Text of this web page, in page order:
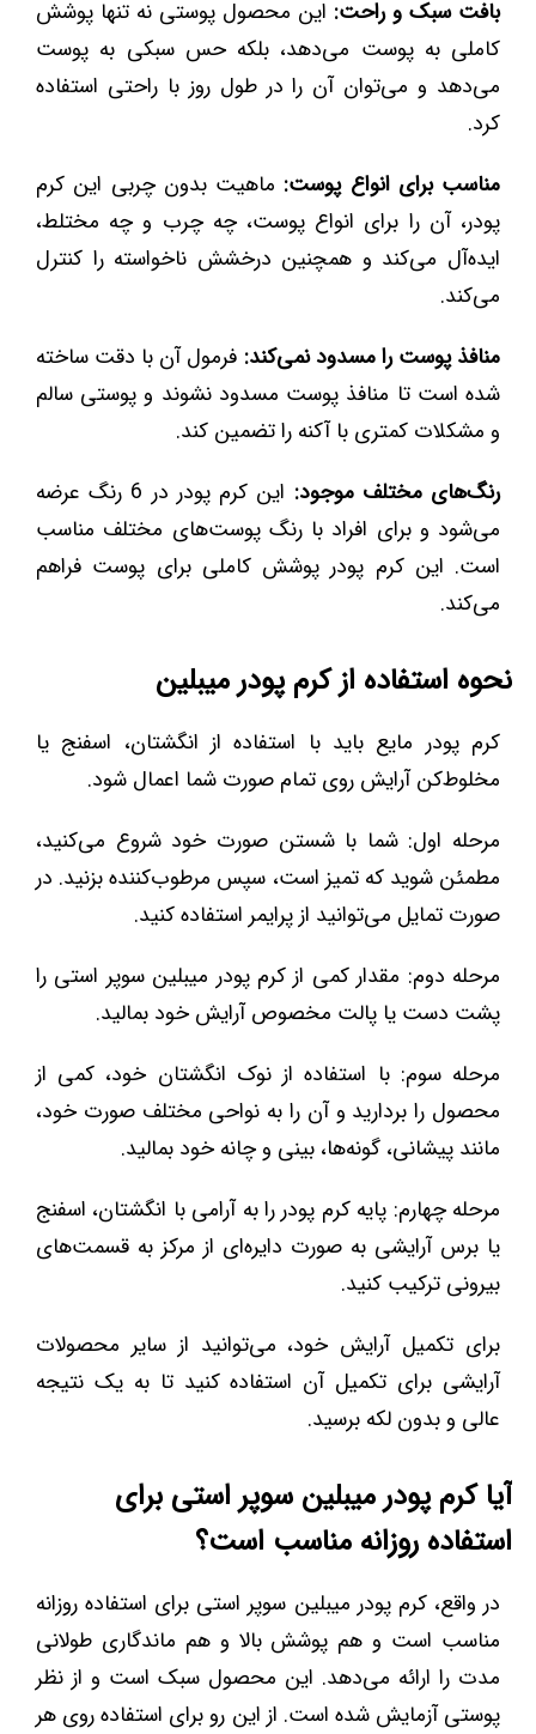
بافت سبک و راحت: این محصول پوستی نه تنها پوشش
کاملی به پوست می‌دهد، بلکه حس سبکی به پوست
می‌دهد و می‌توان آن را در طول روز با راحتی استفاده
کرد.
مناسب برای انواع پوست: ماهیت بدون چربی این کرم
پودر، آن را برای انواع پوست، چه چرب و چه مختلط،
ایده‌آل می‌کند و همچنین درخشش ناخواسته را کنترل
می‌کند.
منافذ پوست را مسدود نمی‌کند: فرمول آن با دقت ساخته
شده است تا منافذ پوست مسدود نشوند و پوستی سالم
و مشکلات کمتری با آکنه را تضمین کند.
رنگ‌های مختلف موجود:
این کرم پودر در 6 رنگ عرضه
می‌شود و برای افراد با رنگ پوست‌های مختلف مناسب
است. این کرم پودر پوشش کاملی برای پوست فراهم
می‌کند.
نحوه استفاده از کرم پودر میبلین
کرم پودر مایع باید با استفاده از انگشتان، اسفنج یا
مخلوط‌کن آرایش روی تمام صورت شما اعمال شود.
مرحله اول: شما با شستن صورت خود شروع می‌کنید،
مطمئن شوید که تمیز است، سپس مرطوب‌کننده بزنید. در
صورت تمایل می‌توانید از پرایمر استفاده کنید.
مرحله دوم: مقدار کمی از کرم پودر میبلین سوپر استی را
پشت دست یا پالت مخصوص آرایش خود بمالید.
مرحله سوم: با استفاده از نوک انگشتان خود، کمی از
محصول را بردارید و آن را به نواحی مختلف صورت خود،
مانند پیشانی، گونه‌ها، بینی و چانه خود بمالید.
مرحله چهارم: پایه کرم پودر را به آرامی با انگشتان، اسفنج
یا برس آرایشی به صورت دایره‌ای از مرکز به قسمت‌های
بیرونی ترکیب کنید.
برای تکمیل آرایش خود، می‌توانید از سایر محصولات
آرایشی برای تکمیل آن استفاده کنید تا به یک نتیجه
عالی و بدون لکه برسید.
آیا کرم پودر میبلین سوپر استی برای
استفاده روزانه مناسب است؟
در واقع، کرم پودر میبلین سوپر استی برای استفاده روزانه
مناسب است و هم پوشش بالا و هم ماندگاری طولانی
مدت را ارائه می‌دهد. این محصول سبک است و از نظر
پوستی آزمایش شده است. از این رو برای استفاده روی هر